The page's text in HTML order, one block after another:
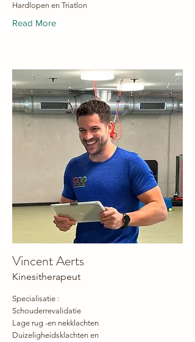
Hardlopen en Triatlon
Read More
Vincent Aerts
Kinesitherapeut
Specialisatie :
Schouderrevalidatie
Lage rug -en nekklachten
Duizeligheidsklachten en